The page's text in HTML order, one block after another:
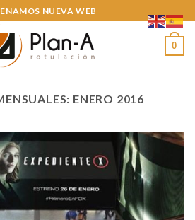
NUEVA WEB
0
ENERO 2016